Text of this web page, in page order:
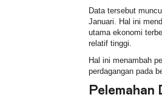
Data tersebut
Januari. Hal ini
utama ekonomi
relatif tinggi.
Hal ini menambah
perdagangan pada